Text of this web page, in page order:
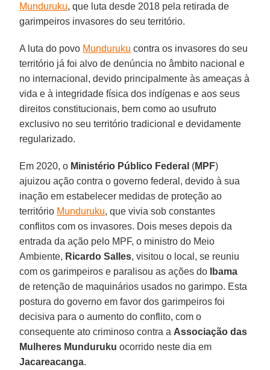
Munduruku, que luta desde 2018 pela retirada de
garimpeiros invasores do seu território.
A luta do povo Munduruku contra os invasores do seu
território já foi alvo de denúncia no âmbito nacional e
no internacional, devido principalmente às ameaças à
vida e à integridade física dos indígenas e aos seus
direitos constitucionais, bem como ao usufruto
exclusivo no seu território tradicional e devidamente
regularizado.
Em 2020, o Ministério Público Federal (MPF)
ajuizou ação contra o governo federal, devido à sua
inação em estabelecer medidas de proteção ao
território Munduruku, que vivia sob constantes
conflitos com os invasores. Dois meses depois da
entrada da ação pelo MPF, o ministro do Meio
Ambiente, Ricardo Salles, visitou o local, se reuniu
com os garimpeiros e paralisou as ações do Ibama
de retenção de maquinários usados no garimpo. Esta
postura do governo em favor dos garimpeiros foi
decisiva para o aumento do conflito, com o
consequente ato criminoso contra a Associação das
Mulheres Munduruku ocorrido neste dia em
Jacareacanga.